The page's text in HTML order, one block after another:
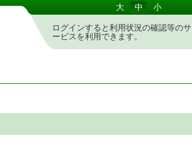
大 中 小
ログインすると利用状況の確認等のサ
ービスを利用できます。